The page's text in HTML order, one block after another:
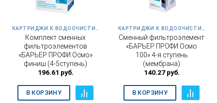
КАРТРИДЖИ К ВОДООЧИСТИТЕЛЮ ПРОФИ ОСМО 100
Комплект сменных
фильтроэлементов
«БАРЬЕР ПРОФИ Осмо»
финиш (4-5ступень)
196.61 руб.
В КОРЗИНУ
КАРТРИДЖИ К ВОДООЧИСТИТЕЛЮ ПРОФИ ОСМО 100
Сменный фильтроэлемент
«БАРЬЕР ПРОФИ Осмо
100» 4-я ступень
(мембрана)
140.27руб.
В КОРЗИНУ